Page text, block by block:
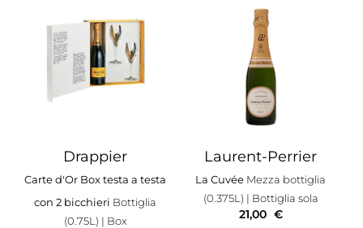
Drappier
Carte d'Or Box testa a testa
con 2 bicchieri Bottiglia
(0.75L) | Box
Laurent-Perrier
La Cuvée Mezza bottiglia
(0.375L) | Bottiglia sola
21,00 €